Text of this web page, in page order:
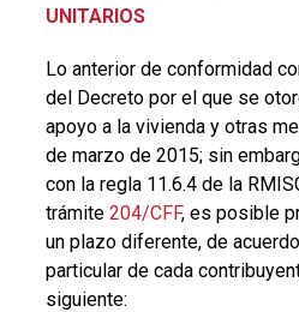
UNITARIOS
Lo anterior de conformidad
del Decreto por el que se
apoyo a la vivienda y otras
de marzo de 2015; sin
con la regla 11.6.4 de la
trámite 204/CFF, es posible
un plazo diferente, de
particular de cada
siguiente: